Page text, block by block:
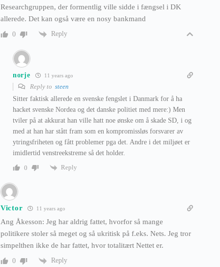
Researchgruppen, der formentlig ville sidde i fængsel i DK
allerede. Det kan også være en nosy bankmand
0 Reply
norje 11 years ago
Reply to steen
Sitter faktisk allerede en svenske fengslet i Danmark for å ha
hacket svenske Nordea og det danske politiet med mere:) Men
tviler på at akkurat han ville hatt noe ønske om å skade SD, i og
med at han har stått fram som en kompromissløs forsvarer av
ytringsfriheten og fått problemer pga det. Andre i det miljøet er
imidlertid venstreekstreme så det holder.
0
Reply
Victor 11 years ago
Ang Åkesson: Jeg har aldrig fattet, hvorfor så mange
politikere stoler så meget og så ukritisk på f.eks. Nets. Jeg tror
simpelthen ikke de har fattet, hvor totalitært Nettet er.
0 Reply